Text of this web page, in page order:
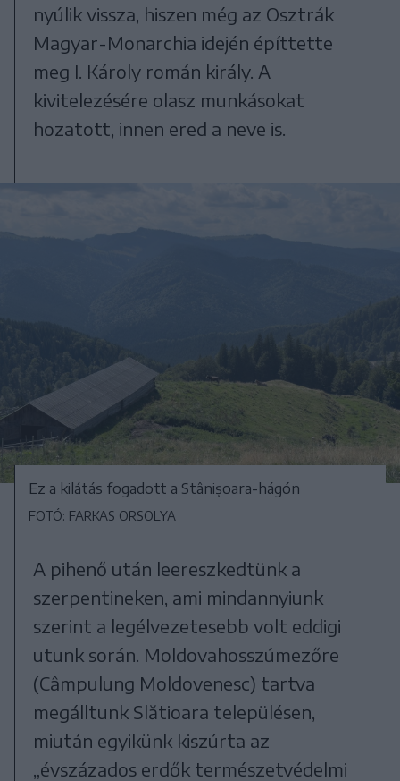
nyúlik vissza, hiszen még az Osztrák
Magyar-Monarchia idején építtette
meg I. Károly román király. A
kivitelezésére olasz munkásokat
hozatott, innen ered a neve is.
Ez a kilátás fogadott a Stânișoara-hágón
FOTÓ: FARKAS ORSOLYA
A pihenő után leereszkedtünk a
szerpentineken, ami mindannyiunk
szerint a legélvezetesebb volt eddigi
utunk során. Moldovahosszúmezőre
(Câmpulung Moldovenesc) tartva
megálltunk Slătioara településen,
miután egyikünk kiszúrta az
„évszázados erdők természetvédelmi